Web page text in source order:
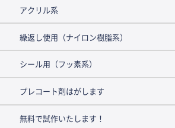
アクリル系
繰返し使用（ナイロン樹脂系）
シール用（フッ素系）
プレコート剤はがします
無料で試作いたします！